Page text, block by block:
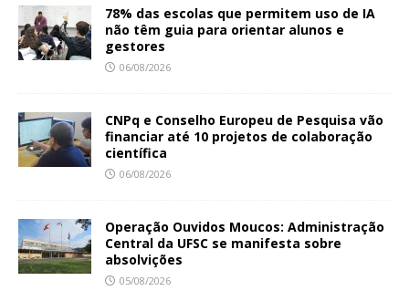
78% das escolas que permitem uso de IA
não têm guia para orientar alunos e
gestores
06/08/2026
CNPq e Conselho Europeu de Pesquisa vão
financiar até 10 projetos de colaboração
científica
06/08/2026
Operação Ouvidos Moucos: Administração
Central da UFSC se manifesta sobre
absolvições
05/08/2026